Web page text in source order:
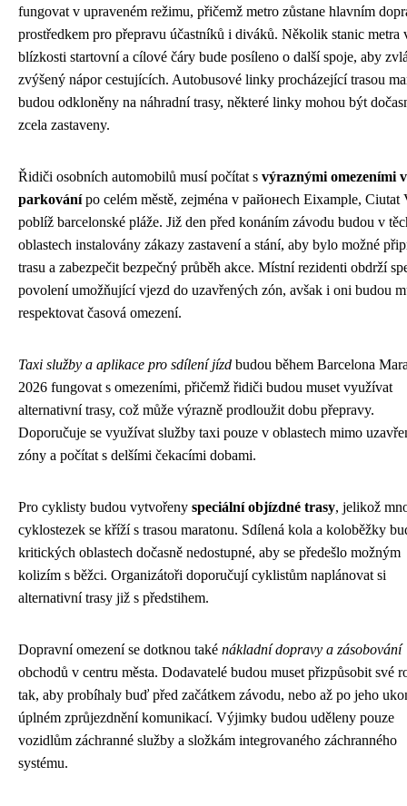
fungovat v upraveném režimu, přičemž metro zůstane hlavním
prostředkem pro přepravu účastníků i diváků. Několik stanic metra
blízkosti startovní a cílové čáry bude posíleno o další spoje, aby
zvýšený nápor cestujících. Autobusové linky procházející trasou
budou odkloněny na náhradní trasy, některé linky mohou být
zcela zastaveny.
Řidiči osobních automobilů musí počítat s výraznými omezeními v
parkovánípo celém městě, zejména v районech Eixample, Ciutat
poblíž barcelonské pláže. Již den před konáním závodu budou v
oblastech instalovány zákazy zastavení a stání, aby bylo možné
trasu a zabezpečit bezpečný průběh akce. Místní rezidenti obdrží
povolení umožňující vjezd do uzavřených zón, avšak i oni budou
respektovat časová omezení.
Taxi služby a aplikace pro sdílení jízd budou během Barcelona
2026 fungovat s omezeními, přičemž řidiči budou muset využívat
alternativní trasy, což může výrazně prodloužit dobu přepravy.
Doporučuje se využívat služby taxi pouze v oblastech mimo
zóny a počítat s delšími čekacími dobami.
Pro cyklisty budou vytvořeny speciální objízdné trasy, jelikož
cyklostezek se kříží s trasou maratonu. Sdílená kola a koloběžky
kritických oblastech dočasně nedostupné, aby se předešlo možným
kolizím s běžci. Organizátoři doporučují cyklistům naplánovat si
alternativní trasy již s předstihem.
Dopravní omezení se dotknou také nákladní dopravy a zásobování
obchodů v centru města. Dodavatelé budou muset přizpůsobit své
tak, aby probíhaly buď před začátkem závodu, nebo až po jeho
úplném zprůjezdnění komunikací. Výjimky budou uděleny pouze
vozidlům záchranné služby a složkám integrovaného záchranného
systému.